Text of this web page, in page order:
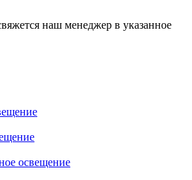
наш менеджер в указанное
освещение